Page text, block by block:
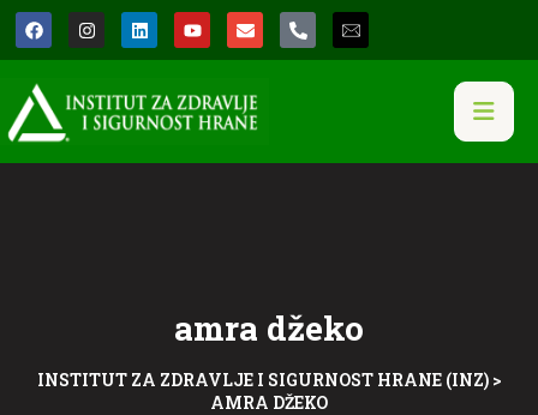
amra džeko
INSTITUT ZA ZDRAVLJE I SIGURNOST HRANE (INZ)>
AMRA DŽEKO